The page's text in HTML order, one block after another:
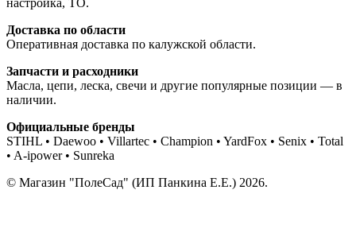
Доставка по области
Оперативная доставка по калужской области.
Запчасти и расходники
Масла, цепи, леска, свечи и другие популярные позиции — в
наличии.
Официальные бренды
STIHL • Daewoo • Villartec • Champion • YardFox • Senix • Total
• A-ipower • Sunreka
© Магазин "ПолеСад" (ИП Панкина Е.Е.) 2026.